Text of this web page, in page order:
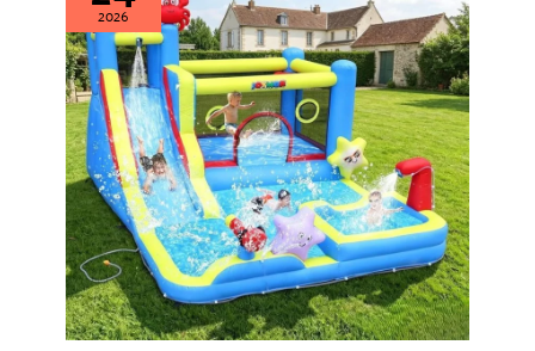
etc. pour une enfance
inoubliable.
souvenirs d’enfance inoubliables.
le produit, n'hésitez pas à nous contacter.
2026